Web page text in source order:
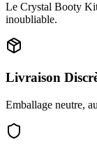
Le Crystal Booty
inoubliable.
Livraison
Emballage neutre,